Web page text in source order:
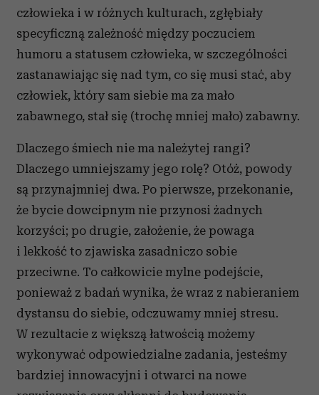
człowieka i w różnych kulturach, zgłębiały
specyficzną zależność między poczuciem
humoru a statusem człowieka, w szczególności
zastanawiając się nad tym, co się musi stać, aby
człowiek, który sam siebie ma za mało
zabawnego, stał się (trochę mniej mało) zabawny.
Dlaczego śmiech nie ma należytej rangi?
Dlaczego umniejszamy jego rolę? Otóż, powody
są przynajmniej dwa. Po pierwsze, przekonanie,
że bycie dowcipnym nie przynosi żadnych
korzyści; po drugie, założenie, że powaga
i lekkość to zjawiska zasadniczo sobie
przeciwne. To całkowicie mylne podejście,
ponieważ z badań wynika, że wraz z nabieraniem
dystansu do siebie, odczuwamy mniej stresu.
W rezultacie z większą łatwością możemy
wykonywać odpowiedzialne zadania, jesteśmy
bardziej innowacyjni i otwarci na nowe